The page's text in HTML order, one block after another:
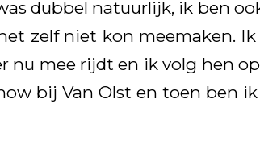
dubbel natuurlijk, ik ben
zelf niet kon meemaken.
nu mee rijdt en ik volg hen
bij Van Olst en toen ben